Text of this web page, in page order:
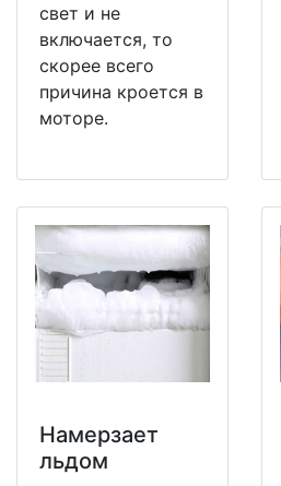
свет и не
включается, то
скорее всего
причина кроется в
моторе.
Намерзает
льдом